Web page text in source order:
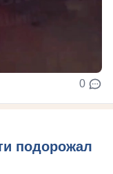
0
подорожал